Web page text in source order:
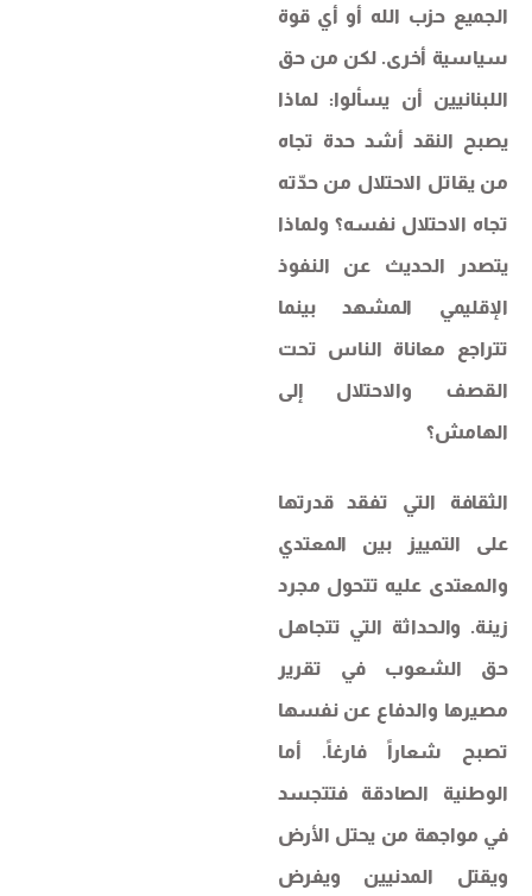
الجميع حزب الله أو أي قوة
سياسية أخرى. لكن من حق
اللبنانيين أن يسألوا: لماذا
يصبح النقد أشد حدة تجاه
من يقاتل الاحتلال من حدّته
تجاه الاحتلال نفسه؟ ولماذا
يتصدر الحديث عن النفوذ
الإقليمي المشهد بينما
تتراجع معاناة الناس تحت
القصف والاحتلال إلى
الهامش؟
الثقافة التي تفقد قدرتها
على التمييز بين المعتدي
والمعتدى عليه تتحول مجرد
زينة. والحداثة التي تتجاهل
حق الشعوب في تقرير
مصيرها والدفاع عن نفسها
تصبح شعاراً فارغاً. أما
الوطنية الصادقة فتتجسد
في مواجهة من يحتل الأرض
ويقتل المدنيين ويفرض